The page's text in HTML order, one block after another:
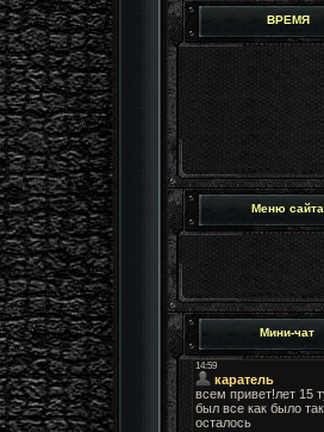
ВРЕМЯ
Меню сайта
Мини-чат